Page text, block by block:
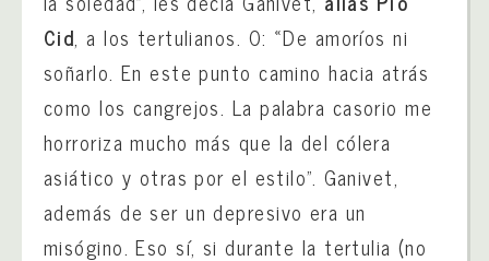
Cid, a los tertulianos. O: «De amoríos ni
soñarlo. En este punto camino hacia atrás
como los cangrejos. La palabra casorio me
horroriza mucho más que la del cólera
asiático y otras por el estilo”. Ganivet,
además de ser un depresivo era un
misógino. Eso sí, si durante la tertulia (no